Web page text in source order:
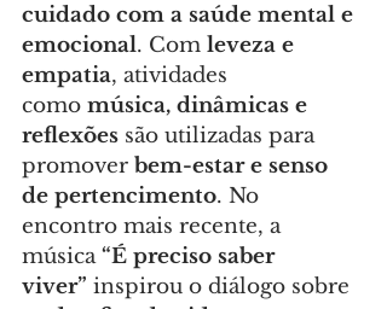
cuidado com a saúde mental e
emocional. Com leveza e
empatia, atividades
como música, dinâmicas e
reflexões são utilizadas para
promover bem-estar e senso
de pertencimento. No
encontro mais recente, a
música “É preciso saber
viver” inspirou o diálogo sobre